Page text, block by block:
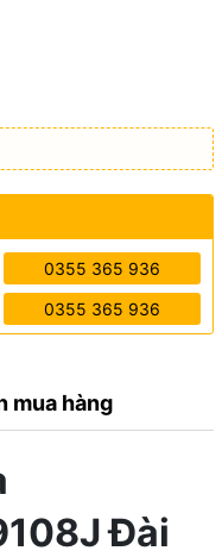
0355 365 936
0355 365 936
mua hàng
Đài